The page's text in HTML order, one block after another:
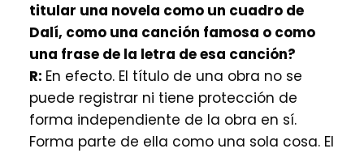
titular una novela como un cuadro de
Dalí, como una canción famosa o como
una frase de la letra de esa canción?
R: En efecto. El título de una obra no se
puede registrar ni tiene protección de
forma independiente de la obra en sí.
Forma parte de ella como una sola cosa. El